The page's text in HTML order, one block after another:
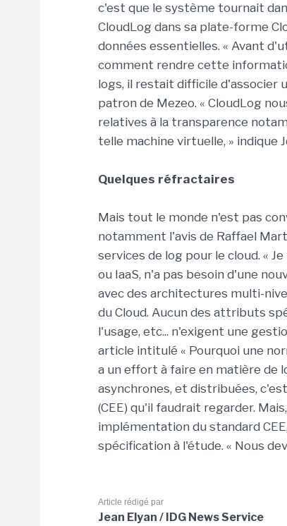
c'est que le système tournait
CloudLog dans sa plate-forme
données essentielles. « Avant
comment rendre cette
logs, il restait difficile d'associer
patron de Mezeo. « CloudLog
relatives à la transparence
telle machine virtuelle, » indique
Quelques réfractaires
Mais tout le monde n'est pas
notamment l'avis de Raffael
services de log pour le cloud. «
ou IaaS, n'a pas besoin d'une
avec des architectures multi-
du Cloud. Aucun des attributs
l'usage, etc... n'exigent une
article intitulé « Pourquoi une
a un effort à faire en matière de
asynchrones, et distribuées,
(CEE) qu'il faudrait regarder.
implémentation du standard
spécification à l'étude. « Nous
Article rédigé par
Jean Elyan / IDG News Service